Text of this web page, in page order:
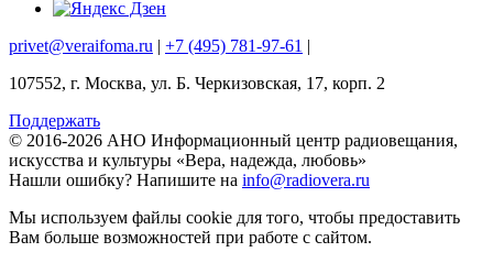
privet@veraifoma.ru | +7 (495) 781-97-61 |
107552, г. Москва, ул. Б. Черкизовская, 17, корп. 2
Поддержать
© 2016-2026 АНО Информационный центр радиовещания,
искусства и культуры «Вера, надежда, любовь»
Нашли ошибку? Напишите на info@radiovera.ru
Мы используем файлы cookie для того, чтобы предоставить
Вам больше возможностей при работе с сайтом.